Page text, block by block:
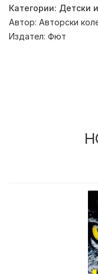
Категории: Детски
Автор: Авторски
Издател: Фют